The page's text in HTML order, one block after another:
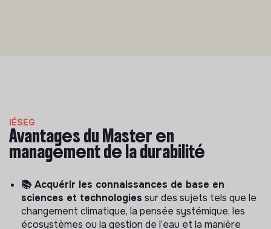
IÉSEG
Avantages du Master en
management de la durabilité
📚 Acquérir les connaissances de base en
sciences et technologies sur des sujets tels que le
changement climatique, la pensée systémique, les
écosystèmes ou la gestion de l’eau et la manière